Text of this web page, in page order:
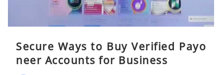
Secure Ways to Buy Verified Payo
neer Accounts for Business